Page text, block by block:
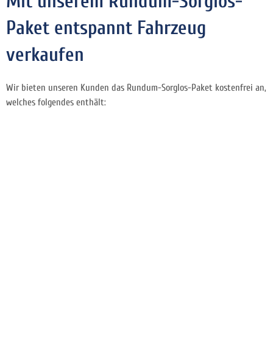
Paket entspannt Fahrzeug
verkaufen
Wir bieten unseren Kunden das Rundum-Sorglos-Paket kostenfrei an,
welches folgendes enthält: